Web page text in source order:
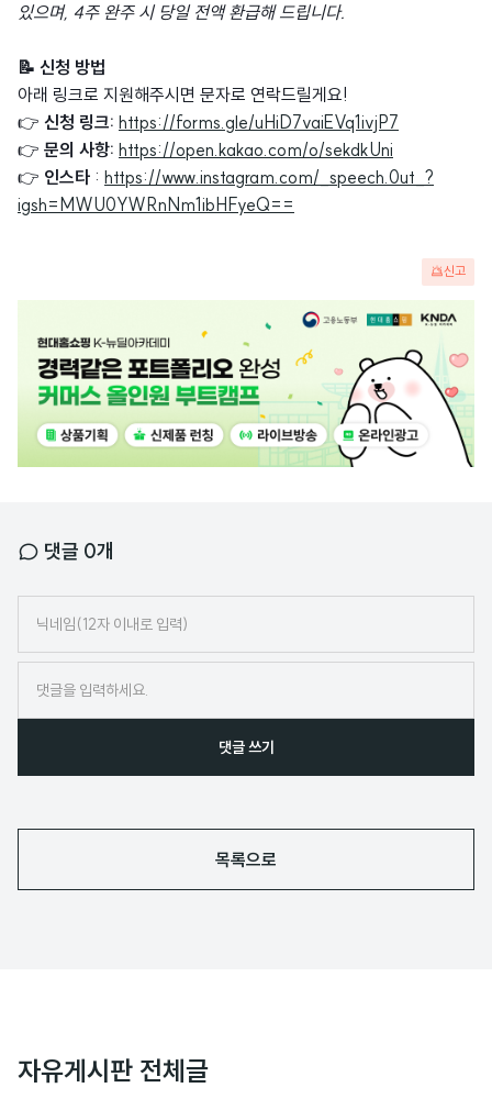
있으며, 4주 완주 시 당일 전액 환급해 드립니다.
📝 신청 방법
아래 링크로 지원해주시면 문자로 연락드릴게요!
👉 신청 링크: https://forms.gle/uHiD7vaiEVq1ivjP7
👉 문의 사항: https://open.kakao.com/o/sekdkUni
👉 인스타 : https://www.instagram.com/_speech.0ut_?
igsh=MWU0YWRnNm1ibHFyeQ==
신고
댓글 0개
임
댓글 쓰기
목록으로
자유게시판 전체글